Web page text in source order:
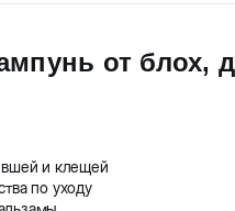
от блох,
вшей и клещей
по уходу